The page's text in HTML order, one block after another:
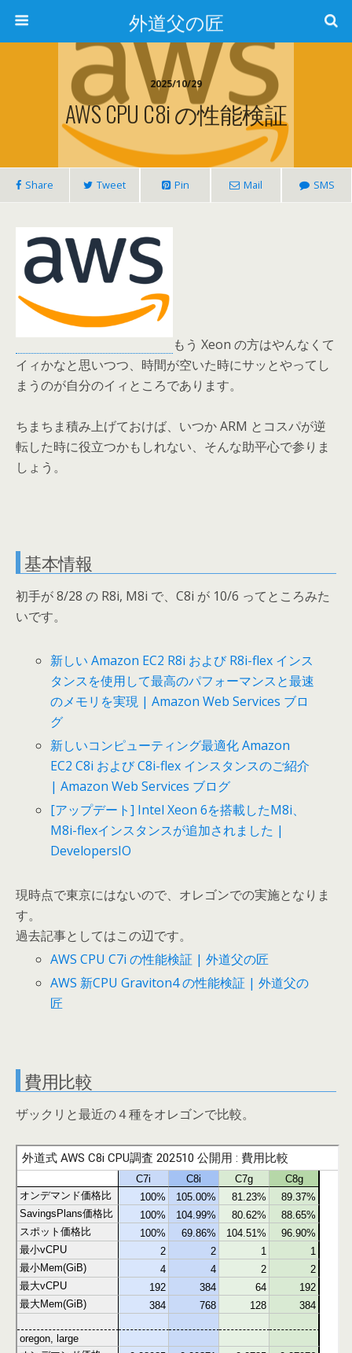
外道父の匠
2025/10/29
AWS CPU C8i の性能検証
Share Tweet Pin Mail SMS
もう Xeon の方はやんなくて
イィかなと思いつつ、時間が空いた時にサッとやってし
まうのが自分のイィところであります。
ちまちま積み上げておけば、いつか ARM とコスパが逆
転した時に役立つかもしれない、そんな助平心で参りま
しょう。
基本情報
初手が 8/28 の R8i, M8i で、C8i が 10/6 ってところみた
いです。
新しい Amazon EC2 R8i および R8i-flex インス
タンスを使用して最高のパフォーマンスと最速
のメモリを実現 | Amazon Web Services ブロ
グ
新しいコンピューティング最適化 Amazon
EC2 C8i および C8i-flex インスタンスのご紹介
| Amazon Web Services ブログ
[アップデート] Intel Xeon 6を搭載したM8i、
M8i-flexインスタンスが追加されました |
DevelopersIO
現時点で東京にはないので、オレゴンでの実施となりま
す。
過去記事としてはこの辺です。
AWS CPU C7i の性能検証 | 外道父の匠
AWS 新CPU Graviton4 の性能検証 | 外道父の
匠
費用比較
ザックリと最近の４種をオレゴンで比較。